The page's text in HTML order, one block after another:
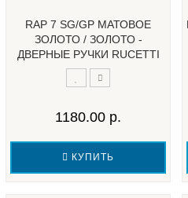
RAP 7 SG/GP МАТОВОЕ
ЗОЛОТО / ЗОЛОТО -
ДВЕРНЫЕ РУЧКИ RUCETTI
1180.00 р.
КУПИТЬ